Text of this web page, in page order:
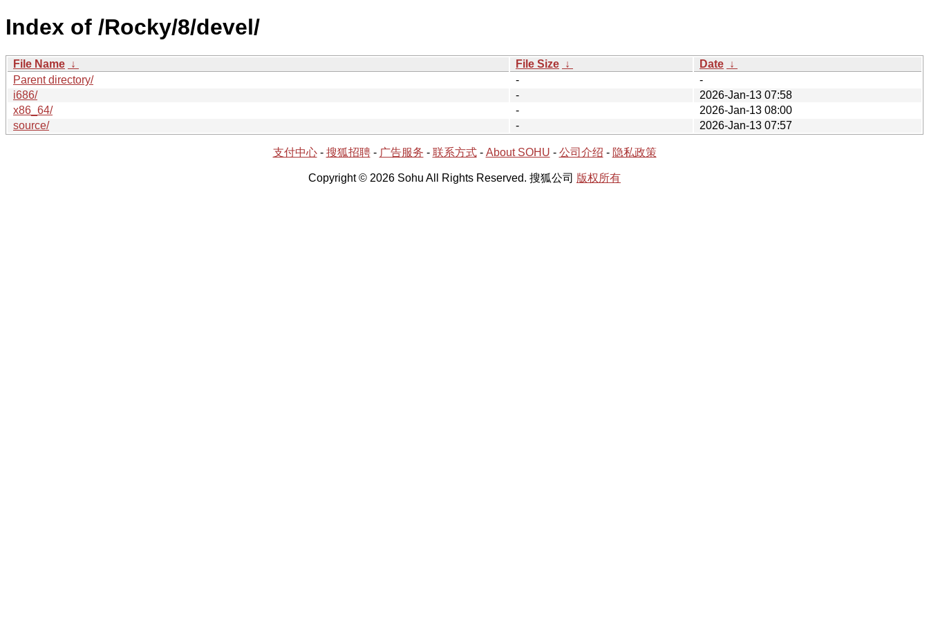
Index of /Rocky/8/devel/
File Name ↓ File Size ↓ Date ↓
Parent directory/
-
-
i686/
-
2026-Jan-13 07:58
x86_64/
-
2026-Jan-13 08:00
source/
- 2026-Jan-13 07:57
支付中心- 搜狐招聘- 广告服务 - 联系方式- About SOHU - 公司介绍 - 隐私政策
Copyright © 2026 Sohu All Rights Reserved. 搜狐公司 版权所有